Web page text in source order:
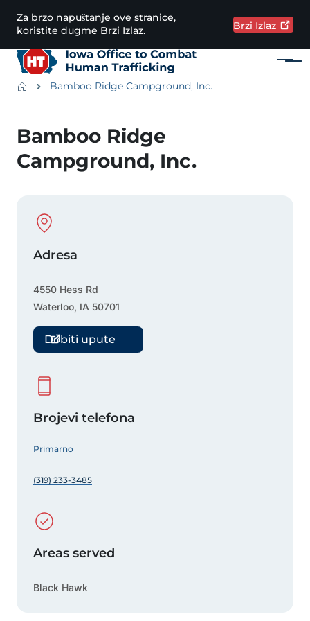
Preskoči na glavni sadržaj
Za brzo napuštanje ove stranice,
koristite dugme Brzi Izlaz.
Brzi Izlaz
Meni
Main navigation
BreadcrumbsBamboo Ridge Campground, Inc.
Bamboo Ridge
Campground, Inc.
Physical Location
Adresa
4550 Hess Rd
Waterloo, IA 50701
Dobiti upute
Brojevi telefona
Primarno
(319) 233-3485
Areas served
Black Hawk